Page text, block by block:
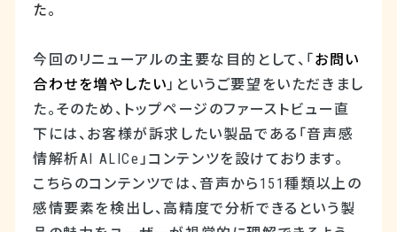
た。
今回のリニューアルの主要な目的として、「お問い
合わせを増やしたい 」というご要望をいただきまし
た。そのため、トップページのファーストビュー直
下には、お客様が訴求したい製品である「音声感
情解析AI ALICe 」コンテンツを設けております。
こちらのコンテンツでは、音声から 151種類以上の
感情要素を検出し、高精度で分析できるという製